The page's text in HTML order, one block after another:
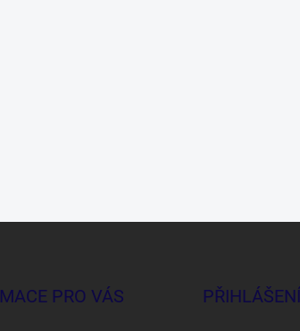
PRO VÁS PŘIHLÁŠENÍ